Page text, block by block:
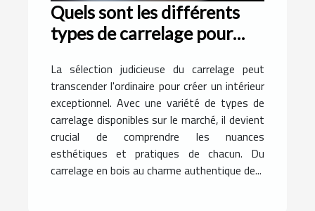
Quels sont les différents
types de carrelage pour
intérieur ?
La sélection judicieuse du carrelage peut
transcender l'ordinaire pour créer un intérieur
exceptionnel. Avec une variété de types de
carrelage disponibles sur le marché, il devient
crucial de comprendre les nuances
esthétiques et pratiques de chacun. Du
carrelage en bois au charme authentique de...